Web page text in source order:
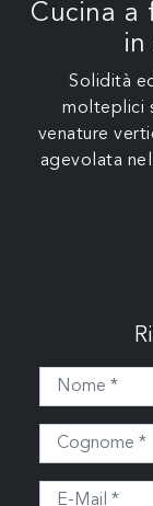
Cucina a
in
Solidità
molteplici
venature
agevolata